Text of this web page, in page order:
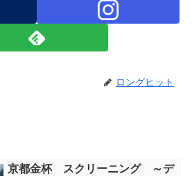
ロングヒット
京都金杯 スクリーニング ～デ